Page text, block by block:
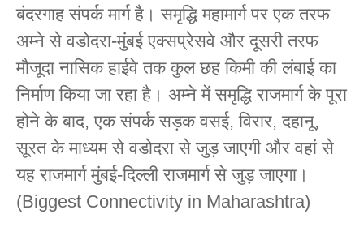
बंदरगाह संपर्क मार्ग है। समृद्धि महामार्ग पर एक तरफ
अम्ने से वडोदरा-मुंबई एक्सप्रेसवे और दूसरी तरफ
मौजूदा नासिक हाईवे तक कुल छह किमी की लंबाई का
निर्माण किया जा रहा है। अम्ने में समृद्धि राजमार्ग के पूरा
होने के बाद, एक संपर्क सड़क वसई, विरार, दहानू,
सूरत के माध्यम से वडोदरा से जुड़ जाएगी और वहां से
यह राजमार्ग मुंबई-दिल्ली राजमार्ग से जुड़ जाएगा।
(Biggest Connectivity in Maharashtra)